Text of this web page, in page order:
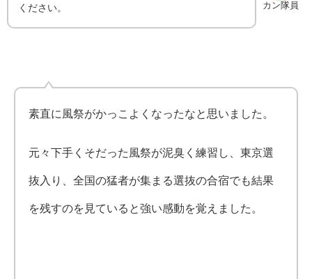
カン隊員
ください。
素直に風祭がかっこよくなったなと思いました。
元々下手くそだった風祭が泥臭く練習し、東京選
抜入り、全国の猛者が集まる選抜の合宿でも結果
を残すのを見ていると強い感動を覚えました。